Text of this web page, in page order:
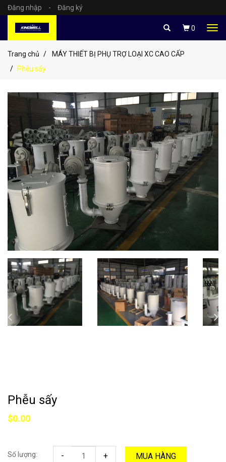
Đăng nhập - Đăng ký
0
Trang chủ
MÁY THIẾT BỊ PHỤ TRỢ LOẠI XC CAO CẤP
Phễu sấy
Phễu sấy
$0.00
Số lượng: - + MUA HÀNG